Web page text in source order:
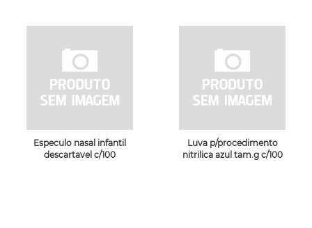
Especulo nasal infantil
descartavel c/100
Luva p/procedimento
nitrilica azul tam.g c/100